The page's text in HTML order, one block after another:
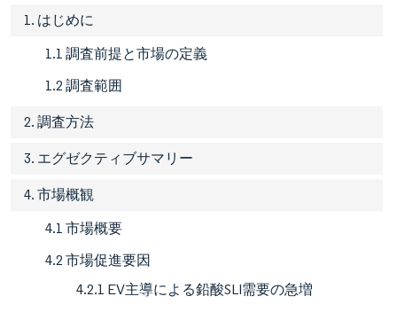
1. はじめに
1.1 調査前提と市場の定義
1.2 調査範囲
2. 調査方法
3. エグゼクティブサマリー
4. 市場概観
4.1 市場概要
4.2 市場促進要因
4.2.1 EV主導による鉛酸SLI需要の急増